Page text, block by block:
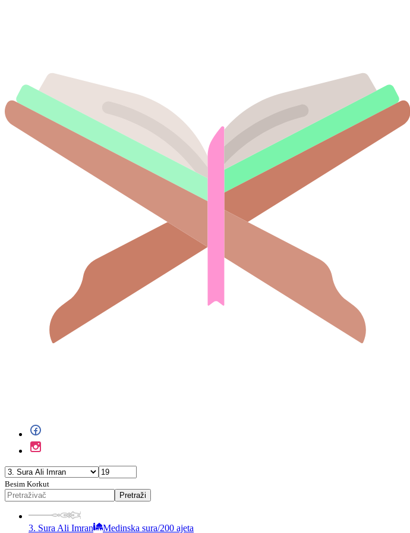
Besim Korkut
Pretraži
3. Sura Ali Imran Medinska sura/200 ajeta